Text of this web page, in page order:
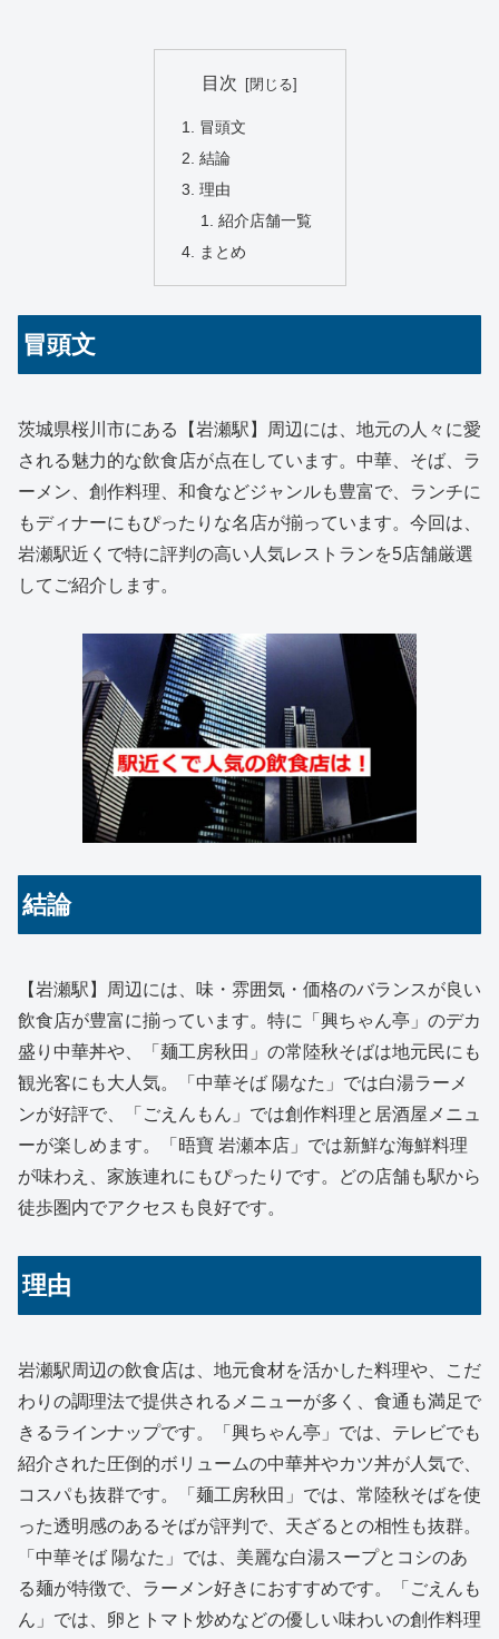
目次
冒頭文
結論
理由
紹介店舗一覧
まとめ
冒頭文
茨城県桜川市にある【岩瀬駅】周辺には、地元の人々に愛
される魅力的な飲食店が点在しています。中華、そば、ラ
ーメン、創作料理、和食などジャンルも豊富で、ランチに
もディナーにもぴったりな名店が揃っています。今回は、
岩瀬駅近くで特に評判の高い人気レストランを5店舗厳選
してご紹介します。
結論
【岩瀬駅】周辺には、味・雰囲気・価格のバランスが良い
飲食店が豊富に揃っています。特に「興ちゃん亭」のデカ
盛り中華丼や、「麺工房秋田」の常陸秋そばは地元民にも
観光客にも大人気。「中華そば 陽なた」では白湯ラーメ
ンが好評で、「ごえんもん」では創作料理と居酒屋メニュ
ーが楽しめます。「晤寶 岩瀬本店」では新鮮な海鮮料理
が味わえ、家族連れにもぴったりです。どの店舗も駅から
徒歩圏内でアクセスも良好です。
理由
岩瀬駅周辺の飲食店は、地元食材を活かした料理や、こだ
わりの調理法で提供されるメニューが多く、食通も満足で
きるラインナップです。「興ちゃん亭」では、テレビでも
紹介された圧倒的ボリュームの中華丼やカツ丼が人気で、
コスパも抜群です。「麺工房秋田」では、常陸秋そばを使
った透明感のあるそばが評判で、天ざるとの相性も抜群。
「中華そば 陽なた」では、美麗な白湯スープとコシのあ
る麺が特徴で、ラーメン好きにおすすめです。「ごえんも
ん」では、卵とトマト炒めなどの優しい味わいの創作料理